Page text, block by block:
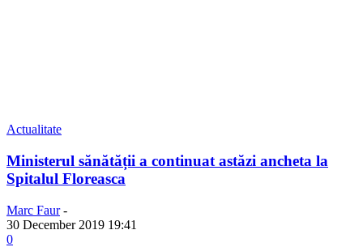
Actualitate
Ministerul sănătății a continuat astăzi ancheta la
Spitalul Floreasca
Marc Faur -
30 December 2019 19:41
0